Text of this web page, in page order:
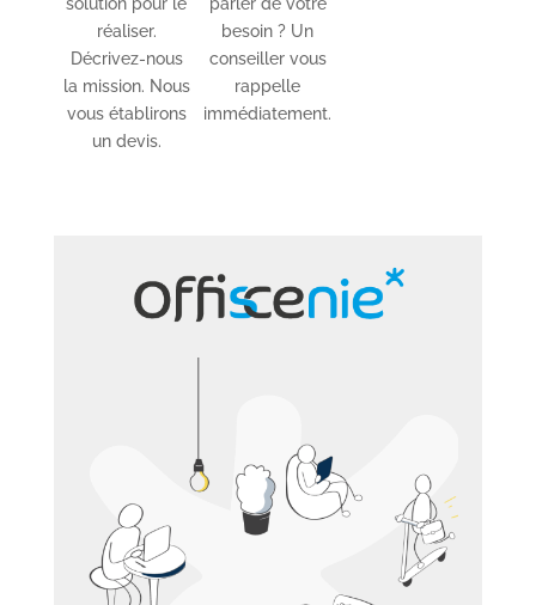
réaliser.
Décrivez-nous
la mission. Nous
vous établirons
un devis.
besoin ? Un
conseiller vous
rappelle
immédiatement.